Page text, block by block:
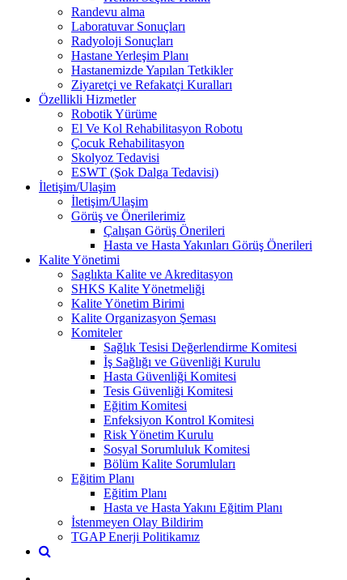
Randevu alma
Laboratuvar Sonuçları
Radyoloji Sonuçları
Hastane Yerleşim Planı
Hastanemizde Yapılan Tetkikler
Ziyaretçi ve Refakatçi Kuralları
Özellikli Hizmetler
Robotik Yürüme
El Ve Kol Rehabilitasyon Robotu
Çocuk Rehabilitasyon
Skolyoz Tedavisi
ESWT (Şok Dalga Tedavisi)
İletişim/Ulaşim
İletişim/Ulaşim
Görüş ve Önerilerimiz
Çalışan Görüş Önerileri
Hasta ve Hasta Yakınları Görüş Önerileri
Kalite Yönetimi
Saglıkta Kalite ve Akreditasyon
SHKS Kalite Yönetmeliği
Kalite Yönetim Birimi
Kalite Organizasyon Şeması
Komiteler
Sağlık Tesisi Değerlendirme Komitesi
İş Sağlığı ve Güvenliği Kurulu
Hasta Güvenliği Komitesi
Tesis Güvenliği Komitesi
Eğitim Komitesi
Enfeksiyon Kontrol Komitesi
Risk Yönetim Kurulu
Sosyal Sorumluluk Komitesi
Bölüm Kalite Sorumluları
Eğitim Planı
Eğitim Planı
Hasta ve Hasta Yakını Eğitim Planı
İstenmeyen Olay Bildirim
TGAP Enerji Politikamız